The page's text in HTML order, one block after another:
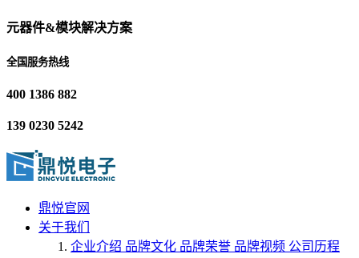
元器件&模块解决方案
全国服务热线
400 1386 882
139 0230 5242
鼎悦官网
关于我们
企业介绍 品牌文化 品牌荣誉 品牌视频 公司历程